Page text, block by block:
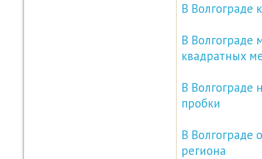
В Волгограде
В Волгограде
квадратных
В Волгограде
пробки
В Волгограде
региона